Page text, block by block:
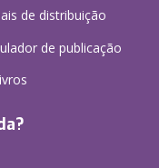
de distribuição
de publicação